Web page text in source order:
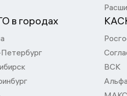
в городах
ВСК